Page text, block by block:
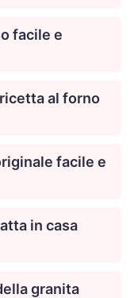
facile e
al forno
facile e
in casa
granita